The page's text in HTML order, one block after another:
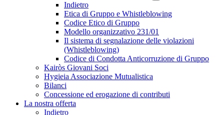
Indietro
Etica di Gruppo e Whistleblowing
Codice Etico di Gruppo
Modello organizzativo 231/01
Il sistema di segnalazione delle violazioni
(Whistleblowing)
Codice di Condotta Anticorruzione di Gruppo
Kairòs Giovani Soci
Hygieia Associazione Mutualistica
Bilanci
Concessione ed erogazione di contributi
La nostra offerta
Indietro